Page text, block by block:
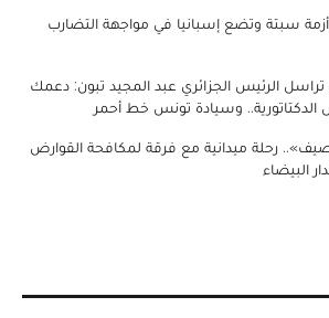
سبتة وتضع إسبانيا في مواجهة التضارب
تراسل الرئيس الجزائري عبد المجيد تبون: دعمك
وسيادة تونس خط أحمر
رحلة ميدانية مع فرقة لمكافحة القوارض
البيضاء